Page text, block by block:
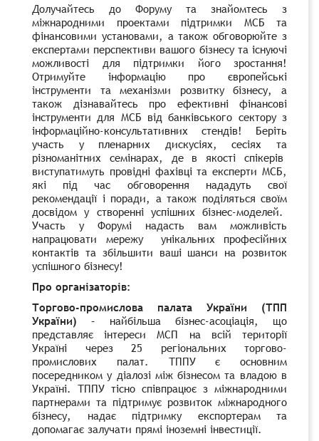
Долучайтесь до Форуму та знайомтесь з
міжнародними проектами підтримки МСБ та
фінансовими установами, а також обговорюйте з
експертами перспективи вашого бізнесу та існуючі
можливості для підтримки його зростання!
Отримуйте інформацію про європейські
інструменти та механізми розвитку бізнесу, а
також дізнавайтесь про ефективні фінансові
інструменти для МСБ від банківського сектору з
інформаційно-консультативних стендів! Беріть
участь у пленарних дискусіях, сесіях та
різноманітних семінарах, де в якості спікерів
виступатимуть провідні фахівці та експерти МСБ,
які під час обговорення нададуть свої
рекомендації і поради, а також поділяться своїм
досвідом у створенні успішних бізнес-моделей.
Участь у Форумі надасть вам можливість
напрацювати мережу унікальних професійних
контактів та збільшити ваші шанси на розвиток
успішного бізнесу!
Про організаторів:
Торгово-промислова палата України (ТПП
України) – найбільша бізнес-асоціація, що
представляє інтереси МСП на всій території
Україні через 25 регіональних торгово-
промислових палат. ТППУ є основним
посередником у діалозі між бізнесом та владою в
Україні. ТППУ тісно співпрацює з міжнародними
партнерами та підтримує розвиток міжнародного
бізнесу, надає підтримку експортерам та
допомагає залучати прямі іноземні інвестиції.